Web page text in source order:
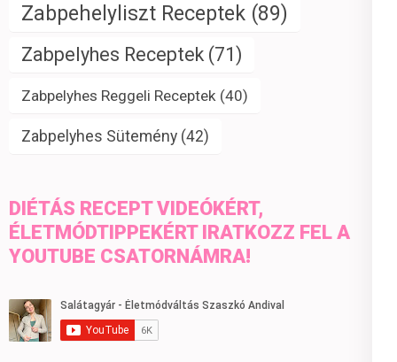
Zabpehelyliszt Receptek (89)
Zabpelyhes Receptek (71)
Zabpelyhes Reggeli Receptek (40)
Zabpelyhes Sütemény (42)
DIÉTÁS RECEPT VIDEÓKÉRT,
ÉLETMÓDTIPPEKÉRT IRATKOZZ FEL A
YOUTUBE CSATORNÁMRA!